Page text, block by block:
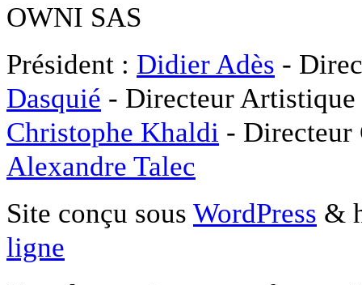
OWNI SAS
Président : Didier Adès -
Dasquié - Directeur
Christophe Khaldi -
Alexandre Talec
Site conçu sous WordPress &
ligne